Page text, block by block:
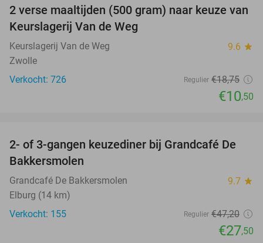
44%
2 verse maaltijden (500 gram) naar keuze van
Keurslagerij Van de Weg
Keurslagerij Van de Weg 9.6 star
Zwolle
Verkocht: 726
Regulier €18,75
€10,50
42%
2- of 3-gangen keuzediner bij Grandcafé De
Bakkersmolen
Grandcafé De Bakkersmolen 9.7 star
Elburg (14 km)
Verkocht: 155
Regulier €47,20
€27,50